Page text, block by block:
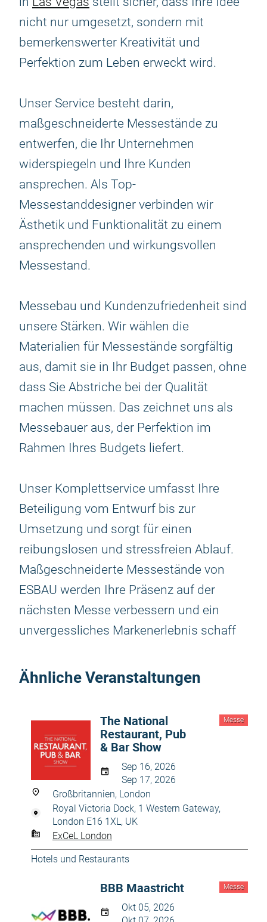
nicht nur umgesetzt, sondern mit
bemerkenswerter Kreativität und
Perfektion zum Leben erweckt wird.
Unser Service besteht darin,
maßgeschneiderte Messestände zu
entwerfen, die Ihr Unternehmen
widerspiegeln und Ihre Kunden
ansprechen. Als Top-
Messestanddesigner verbinden wir
Ästhetik und Funktionalität zu einem
ansprechenden und wirkungsvollen
Messestand.
Messebau und Kundenzufriedenheit sind
unsere Stärken. Wir wählen die
Materialien für Messestände sorgfältig
aus, damit sie in Ihr Budget passen, ohne
dass Sie Abstriche bei der Qualität
machen müssen. Das zeichnet uns als
Messebauer aus, der Perfektion im
Rahmen Ihres Budgets liefert.
Unser Komplettservice umfasst Ihre
Beteiligung vom Entwurf bis zur
Umsetzung und sorgt für einen
reibungslosen und stressfreien Ablauf.
Maßgeschneiderte Messestände von
ESBAU werden Ihre Präsenz auf der
nächsten Messe verbessern und ein
unvergessliches Markenerlebnis schaff
Ähnliche Veranstaltungen
Messe
The National
Restaurant, Pub
& Bar Show
Sep 16, 2026
Sep 17, 2026
Großbritannien, London
Royal Victoria Dock, 1 Western Gateway,
London E16 1XL, UK
ExCeL London
Hotels und Restaurants
Messe
BBB Maastricht
Okt 05, 2026